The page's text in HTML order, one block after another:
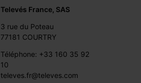
Televés France, SAS
3 rue du Poteau
77181 COURTRY
Téléphone: +33 160 35 92
10
televes.fr@televes.com